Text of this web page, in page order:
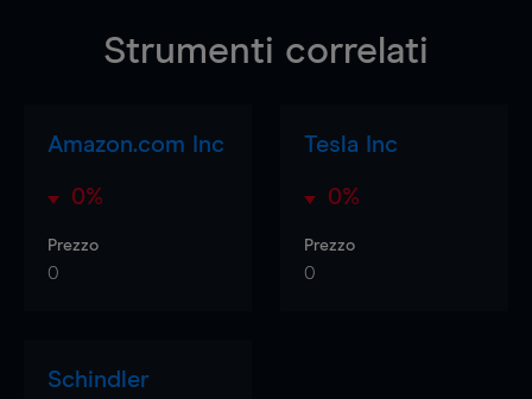
Strumenti correlati
Amazon.com Inc
0%
Prezzo
0
Tesla Inc
0%
Prezzo
0
Schindler